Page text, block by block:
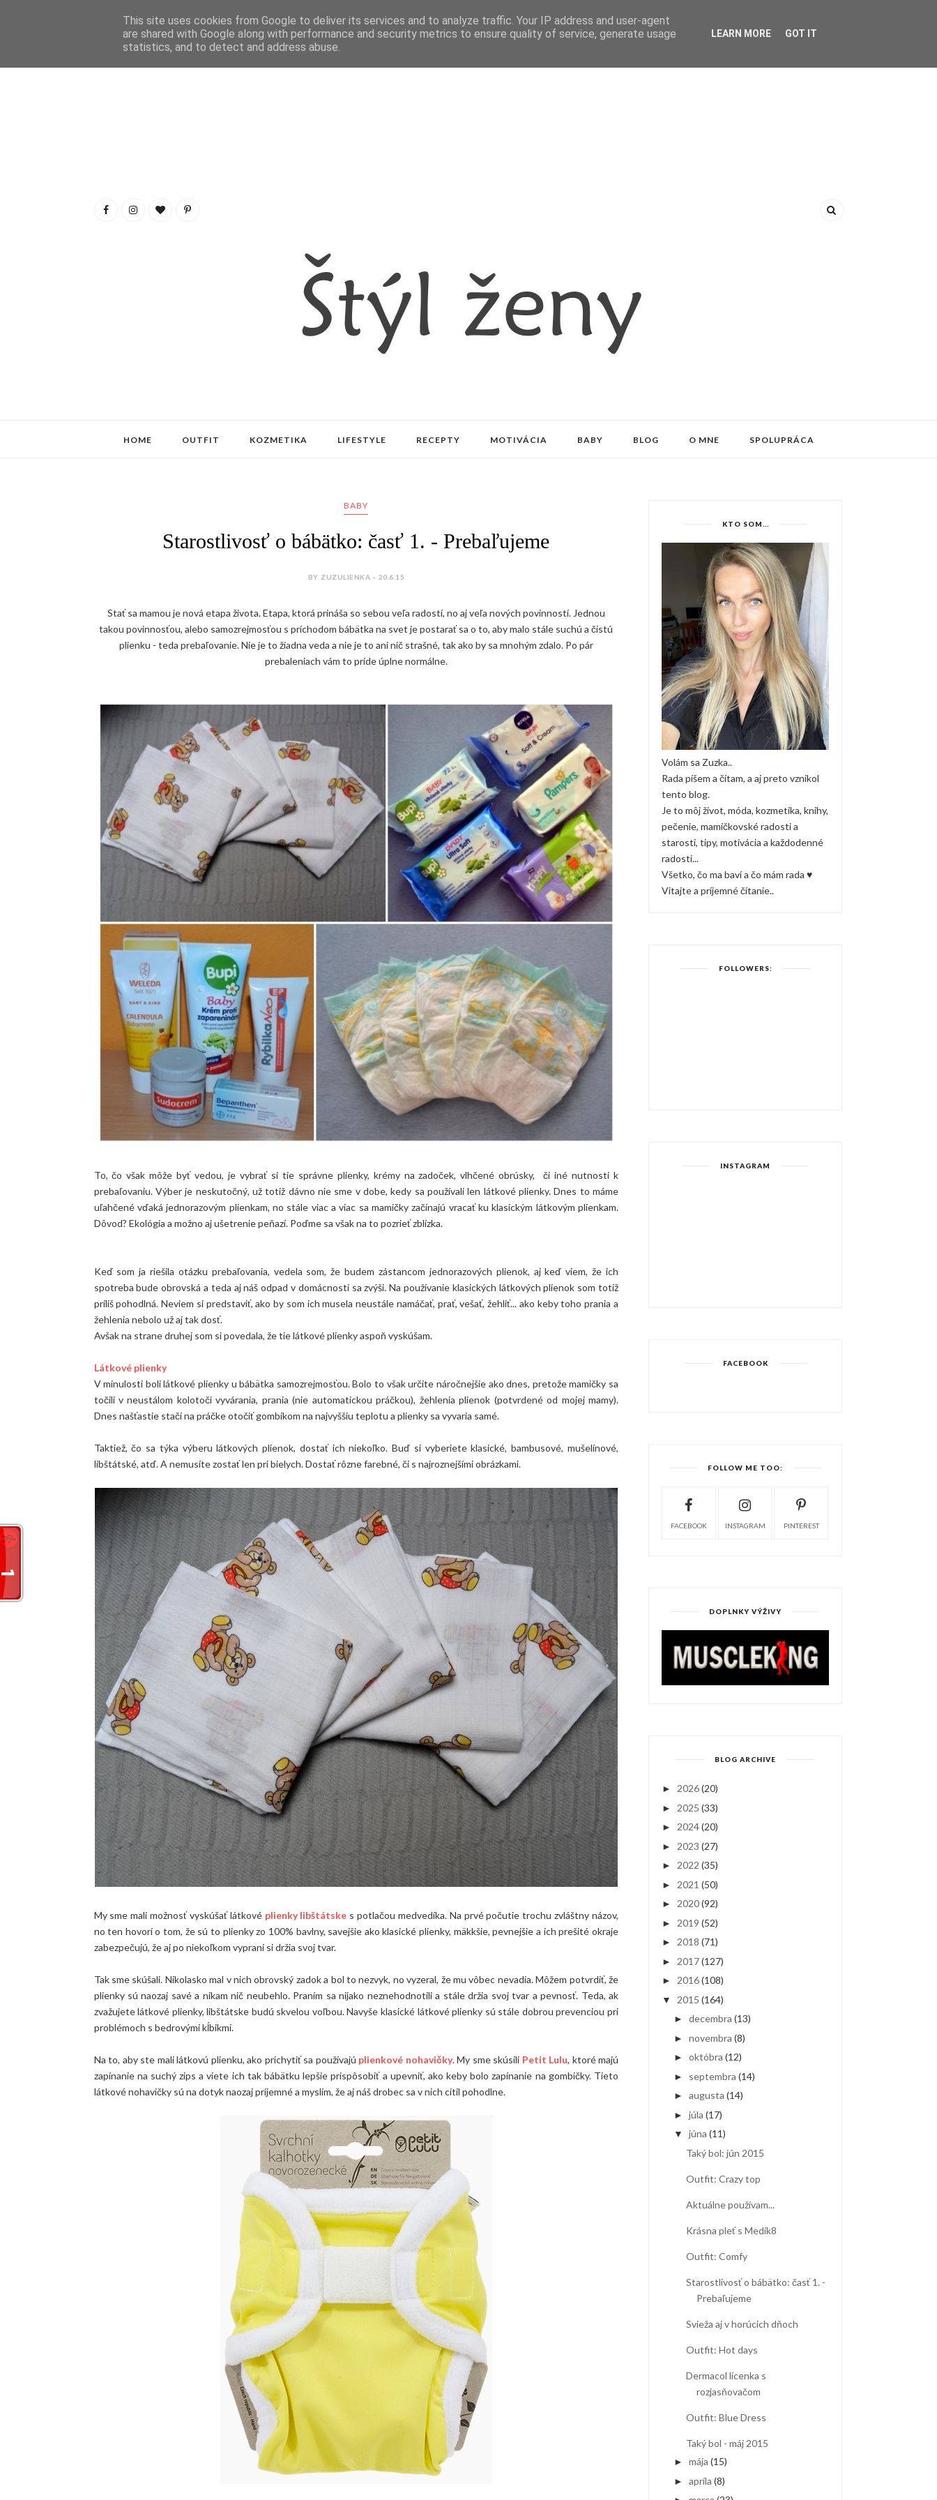
HOME OUTFIT KOZMETIKA LIFESTYLE RECEPTY MOTIVÁCIA BABY BLOG O MNE SPOLUPRÁCA
BABY
Starostlivosť o bábätko: časť 1. - Prebaľujeme
BY ZUZULIENKA - 20.6.15
Stať sa mamou je nová etapa života. Etapa, ktorá prináša so sebou veľa radostí, no aj veľa nových povinností. Jednou
takou povinnosťou, alebo samozrejmosťou s príchodom bábätka na svet je postarať sa o to, aby malo stále suchú a čistú
plienku - teda prebaľovanie. Nie je to žiadna veda a nie je to ani nič strašné, tak ako by sa mnohým zdalo. Po pár
prebaleniach vám to príde úplne normálne.
To, čo však môže byť vedou, je vybrať si tie správne plienky, krémy na zadoček, vlhčené obrúsky, či iné nutnosti k
prebaľovaniu. Výber je neskutočný, už totiž dávno nie sme v dobe, kedy sa používali len látkové plienky. Dnes to máme
uľahčené vďaká jednorazovým plienkam, no stále viac a viac sa mamičky začínajú vracať ku klasickým látkovým plienkam.
Dôvod? Ekológia a možno aj ušetrenie peňazí. Poďme sa však na to pozrieť zblízka.
Keď som ja riešila otázku prebaľovania, vedela som, že budem zástancom jednorazových plienok, aj keď viem, že ich
spotreba bude obrovská a teda aj náš odpad v domácnosti sa zvýši. Na používanie klasických látkových plienok som totiž
príliš pohodlná. Neviem si predstaviť, ako by som ich musela neustále namáčať, prať, vešať, žehliť... ako keby toho prania a
žehlenia nebolo už aj tak dosť.
Avšak na strane druhej som si povedala, že tie látkové plienky aspoň vyskúšam.
Látkové plienky
V minulosti boli látkové plienky u bábätka samozrejmosťou. Bolo to však určite náročnejšie ako dnes, pretože mamičky sa
točili v neustálom kolotoči vyvárania, prania (nie automatickou práčkou), žehlenia plienok (potvrdené od mojej mamy).
Dnes našťastie stačí na práčke otočiť gombíkom na najvyššiu teplotu a plienky sa vyvaria samé.
Taktiež, čo sa týka výberu látkových plienok, dostať ich niekoľko. Buď si vyberiete klasické, bambusové, mušelínové,
libštátské, atď. A nemusíte zostať len pri bielych. Dostať rôzne farebné, či s najroznejšími obrázkami.
My sme mali možnosť vyskúšať látkové plienky libštátske s potlačou medvedíka. Na prvé počutie trochu zvláštny názov,
no ten hovorí o tom, že sú to plienky zo 100% bavlny, savejšie ako klasické plienky, mäkkšie, pevnejšie a ich prešité okraje
zabezpečujú, že aj po niekoľkom vypraní si držia svoj tvar.
Tak sme skúšali. Nikolasko mal v nich obrovský zadok a bol to nezvyk, no vyzeral, že mu vôbec nevadia. Môžem potvrdiť, že
plienky sú naozaj savé a nikam nič neubehlo. Praním sa nijako neznehodnotili a stále držia svoj tvar a pevnosť. Teda, ak
zvažujete látkové plienky, libštátske budú skvelou voľbou. Navyše klasické látkové plienky sú stále dobrou prevenciou pri
problémoch s bedrovými kĺbikmi.
Na to, aby ste mali látkovú plienku, ako prichytiť sa používajú plienkové nohavičky. My sme skúsili Petit Lulu, ktoré majú
zapínanie na suchý zips a viete ich tak bábätku lepšie prispôsobiť a upevniť, ako keby bolo zapínanie na gombičky. Tieto
látkové nohavičky sú na dotyk naozaj príjemné a myslím, že aj náš drobec sa v nich cítil pohodlne.
KTO SOM...
Volám sa Zuzka..
Rada píšem a čítam, a aj preto vznikol
tento blog.
Je to môj život, móda, kozmetika, knihy,
pečenie, mamičkovské radosti a
starosti, tipy, motivácia a každodenné
radosti...
Všetko, čo ma baví a čo mám rada ♥
Vitajte a príjemné čítanie..
FOLLOWERS:
INSTAGRAM
FACEBOOK
FOLLOW ME TOO:
FACEBOOK INSTAGRAM PINTEREST
DOPLNKY VÝŽIVY
BLOG ARCHIVE
► 2026(20)
► 2025 (33)
► 2024(20)
► 2023 (27)
► 2022 (35)
► 2021 (50)
► 2020(92)
► 2019 (52)
► 2018 (71)
► 2017(127)
► 2016(108)
▼ 2015 (164)
► decembra (13)
► novembra (8)
► októbra (12)
► septembra (14)
► augusta (14)
► júla (17)
▼ júna (11)
Taký bol: jún 2015
Outfit: Crazy top
Aktuálne používam...
Krásna pleť s Medik8
Outfit: Comfy
Starostlivosť o bábätko: časť 1. -
Prebaľujeme
Svieža aj v horúcich dňoch
Outfit: Hot days
Dermacol lícenka s
rozjasňovačom
Outfit: Blue Dress
Taký bol - máj 2015
► mája (15)
► apríla (8)
This site uses cookies from Google to deliver its services and to analyze traffic. Your IP address and user-agent
are shared with Google along with performance and security metrics to ensure quality of service, generate usage
statistics, and to detect and address abuse.
LEARN MORE GOT IT